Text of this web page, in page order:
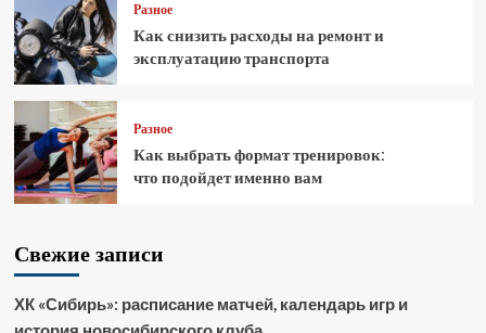
Разное
Как снизить расходы на ремонт и
эксплуатацию транспорта
Разное
Как выбрать формат тренировок:
что подойдет именно вам
Свежие записи
ХК «Сибирь»: расписание матчей, календарь игр и